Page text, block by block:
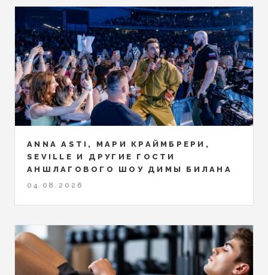
ANNA ASTI, МАРИ КРАЙМБРЕРИ,
SEVILLE И ДРУГИЕ ГОСТИ
АНШЛАГОВОГО ШОУ ДИМЫ БИЛАНА
04.08.2026